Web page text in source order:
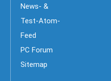
News- &
Test-Atom-
Feed
PC Forum
Sitemap